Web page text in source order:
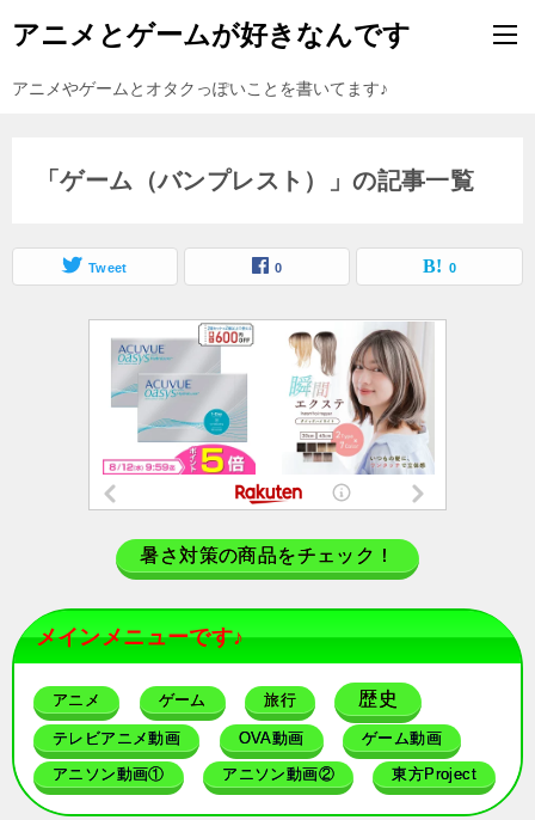
アニメとゲームが好きなんです
アニメやゲームとオタクっぽいことを書いてます♪
「ゲーム（バンプレスト）」の記事一覧
Tweet 0 0
暑さ対策の商品をチェック！
メインメニューです♪
アニメ ゲーム 旅行 歴史
テレビアニメ動画 OVA動画 ゲーム動画
アニソン動画① アニソン動画② 東方Project